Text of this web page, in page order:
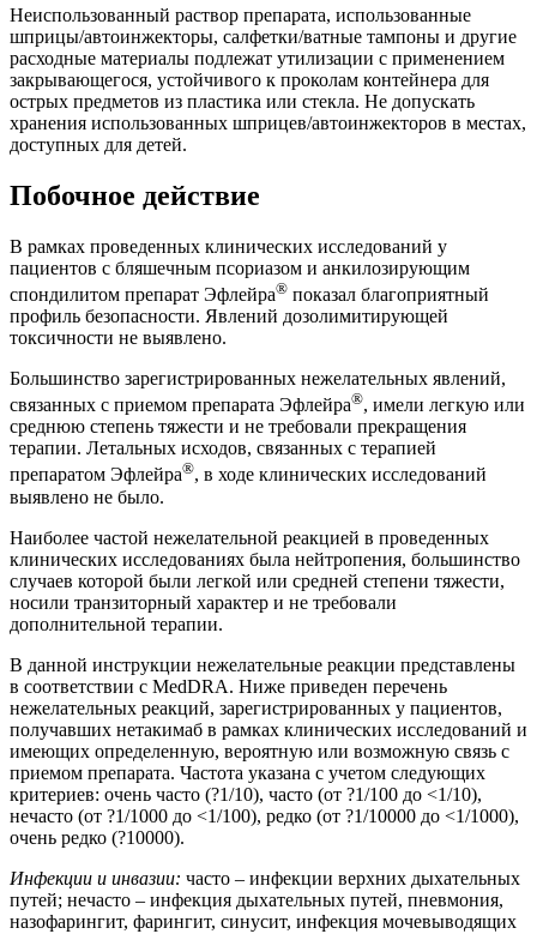
Неиспользованный раствор препарата, использованные
шприцы/автоинжекторы, салфетки/ватные тампоны и другие
расходные материалы подлежат утилизации с применением
закрывающегося, устойчивого к проколам контейнера для
острых предметов из пластика или стекла. Не допускать
хранения использованных шприцев/автоинжекторов в местах,
доступных для детей.
Побочное действие
В рамках проведенных клинических исследований у
пациентов с бляшечным псориазом и анкилозирующим
спондилитом препарат Эфлейра® показал благоприятный
профиль безопасности. Явлений дозолимитирующей
токсичности не выявлено.
Большинство зарегистрированных нежелательных явлений,
связанных с приемом препарата Эфлейра®, имели легкую или
среднюю степень тяжести и не требовали прекращения
терапии. Летальных исходов, связанных с терапией
препаратом Эфлейра®, в ходе клинических исследований
выявлено не было.
Наиболее частой нежелательной реакцией в проведенных
клинических исследованиях была нейтропения, большинство
случаев которой были легкой или средней степени тяжести,
носили транзиторный характер и не требовали
дополнительной терапии.
В данной инструкции нежелательные реакции представлены
в соответствии с MedDRA. Ниже приведен перечень
нежелательных реакций, зарегистрированных у пациентов,
получавших нетакимаб в рамках клинических исследований и
имеющих определенную, вероятную или возможную связь с
приемом препарата. Частота указана с учетом следующих
критериев: очень часто (?1/10), часто (от ?1/100 до <1/10),
нечасто (от ?1/1000 до <1/100), редко (от ?1/10000 до <1/1000),
очень редко (?10000).
Инфекции и инвазии: часто – инфекции верхних дыхательных
путей; нечасто – инфекция дыхательных путей, пневмония,
назофарингит, фарингит, синусит, инфекция мочевыводящих